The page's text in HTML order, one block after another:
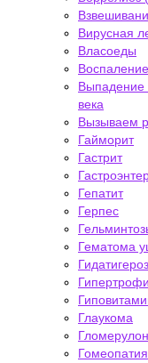
Вирусная
Власоеды
Выпадение
века
Вызываем
Гайморит
Гастрит
Гепатит
Герпес
Гематома
Гидатигероз
Глаукома
Гомеопатия